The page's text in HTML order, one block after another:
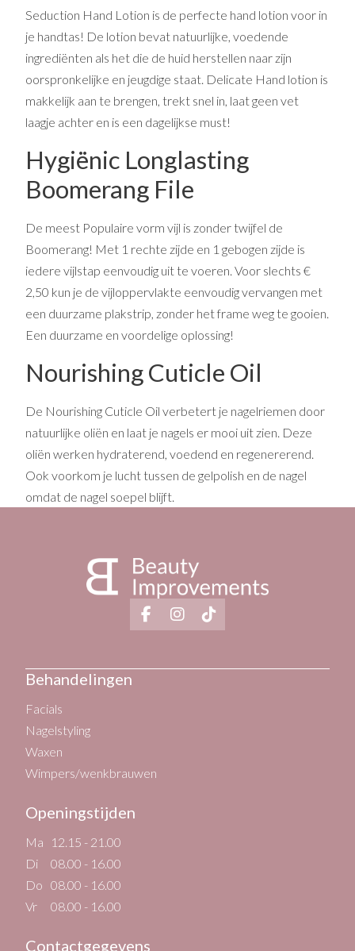
Seduction Hand Lotion is de perfecte hand lotion voor in
je handtas! De lotion bevat natuurlijke, voedende
ingrediënten als het die de huid herstellen naar zijn
oorspronkelijke en jeugdige staat. Delicate Hand lotion is
makkelijk aan te brengen, trekt snel in, laat geen vet
laagje achter en is een dagelijkse must!
Hygiënic Longlasting
Boomerang File
De meest Populaire vorm vijl is zonder twijfel de
Boomerang! Met 1 rechte zijde en 1 gebogen zijde is
iedere vijlstap eenvoudig uit te voeren. Voor slechts €
2,50 kun je de vijloppervlakte eenvoudig vervangen met
een duurzame plakstrip, zonder het frame weg te gooien.
Een duurzame en voordelige oplossing!
Nourishing Cuticle Oil
De Nourishing Cuticle Oil verbetert je nagelriemen door
natuurlijke oliën en laat je nagels er mooi uit zien. Deze
oliën werken hydraterend, voedend en regenererend.
Ook voorkom je lucht tussen de gelpolish en de nagel
omdat de nagel soepel blijft.
Behandelingen
Facials
Nagelstyling
Waxen
Wimpers/wenkbrauwen
Openingstijden
Ma
12.15 - 21.00
Di
08.00 - 16.00
Do 08.00 - 16.00
Vr
08.00 - 16.00
Contactgegevens